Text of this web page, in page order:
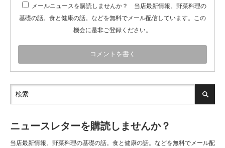
メールニュースを購読しませんか？ 当店最新情報。野菜料理の
基礎の話。食と健康の話。などを無料でメール配信しています。この
機会に是非ご登録ください。
ニュースレターを購読しませんか？
当店最新情報。野菜料理の基礎の話。食と健康の話。などを無料でメール配